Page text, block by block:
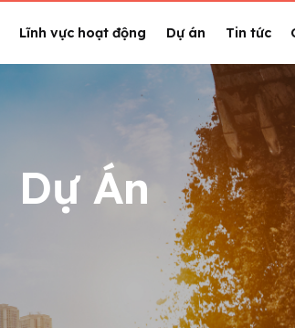
Lĩnh vực hoạt động Dự án Tin tức
Dự Án